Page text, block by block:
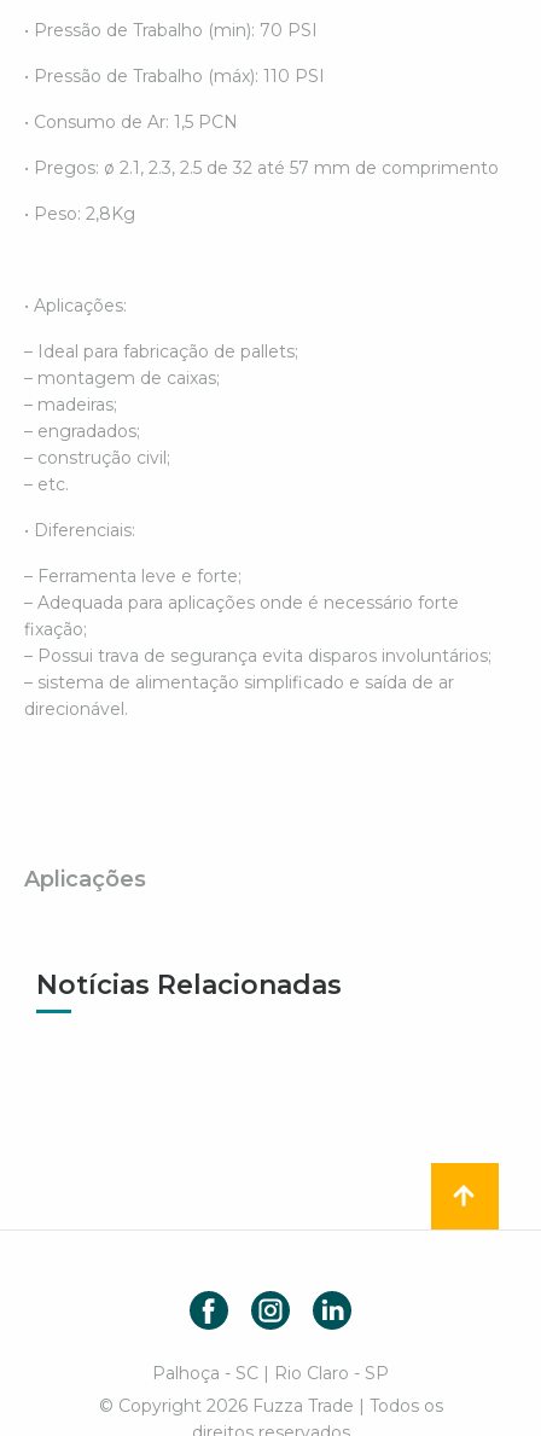
• Pressão de Trabalho (min): 70 PSI
• Pressão de Trabalho (máx): 110 PSI
• Consumo de Ar: 1,5 PCN
• Pregos: ø 2.1, 2.3, 2.5 de 32 até 57 mm de comprimento
• Peso: 2,8Kg
• Aplicações:
– Ideal para fabricação de pallets;
– montagem de caixas;
– madeiras;
– engradados;
– construção civil;
– etc.
• Diferenciais:
– Ferramenta leve e forte;
– Adequada para aplicações onde é necessário forte
fixação;
– Possui trava de segurança evita disparos involuntários;
– sistema de alimentação simplificado e saída de ar
direcionável.
Aplicações
Notícias Relacionadas
Palhoça - SC | Rio Claro - SP
© Copyright 2026 Fuzza Trade | Todos os
FacebookInstagram